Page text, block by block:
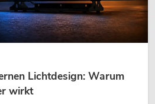
Lichtdesign: Warum
wirkt